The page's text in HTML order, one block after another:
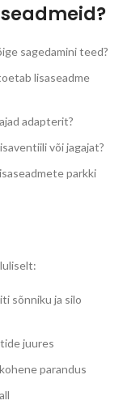
sagedamini teed?
lisaseadme
adapterit?
või jagajat?
parkki
sõnniku ja silo
juures
parandus